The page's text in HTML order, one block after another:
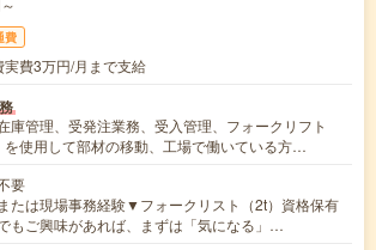
費
実費3万円/月まで支給
庫管理、受発注業務、受入管理、フォークリフト
を使用して部材の移動、工場で働いている方…
要
たは現場事務経験▼フォークリスト（2t）資格保有
もご興味があれば、まずは「気になる」…